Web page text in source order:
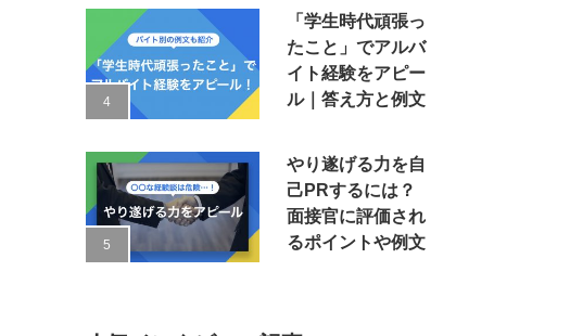
「学生時代頑張っ
たこと」でアルバ
イト経験をアピー
ル｜答え方と例文
やり遂げる力を自
己PRするには？
面接官に評価され
るポイントや例文